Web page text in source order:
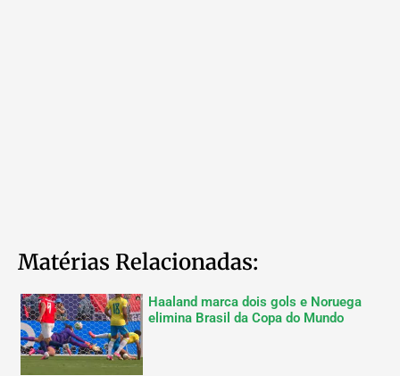
Matérias Relacionadas:
Haaland marca dois gols e Noruega
elimina Brasil da Copa do Mundo